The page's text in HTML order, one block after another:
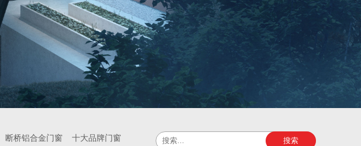
断桥铝合金门窗 十大品牌门窗 搜索